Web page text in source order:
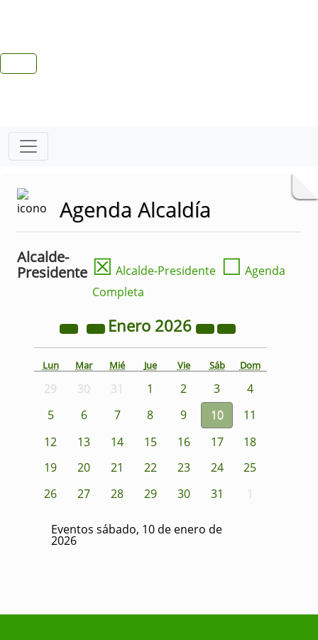
Agenda Alcaldía
Alcalde-
Presidente ☒ Alcalde-Presidente ☐ Agenda
Completa
Enero 2026
Lun Mar Mié Jue Vie Sáb Dom
29 30 31 1 2 3
4
5
6 7 8 9 10
11
12
13 14 15 16 17
18
19
20 21 22 23 24
25
26
27 28 29 30 31 1
Eventos sábado, 10 de enero de
2026